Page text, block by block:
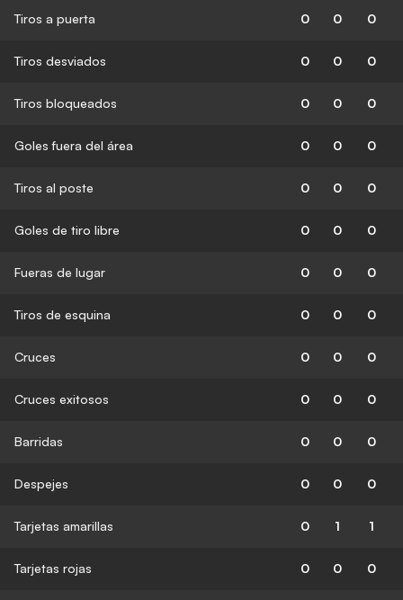
Tiros a puerta 0 0 0
Tiros desviados 0 0 0
Tiros bloqueados 0 0 0
Goles fuera del área 0 0 0
Tiros al poste 0 0 0
Goles de tiro libre 0 0 0
Fueras de lugar 0 0 0
Tiros de esquina 0 0 0
Cruces 0 0 0
Cruces exitosos 0 0 0
Barridas 0 0 0
Despejes 0 0 0
Tarjetas amarillas 0 1 1
Tarjetas rojas 0 0 0